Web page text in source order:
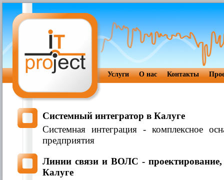
Услуги О нас Контакты
Системный интегратор в Калуге
Системная интеграция - комплексное
предприятия
Линии связи и ВОЛС - проектирование,
Калуге